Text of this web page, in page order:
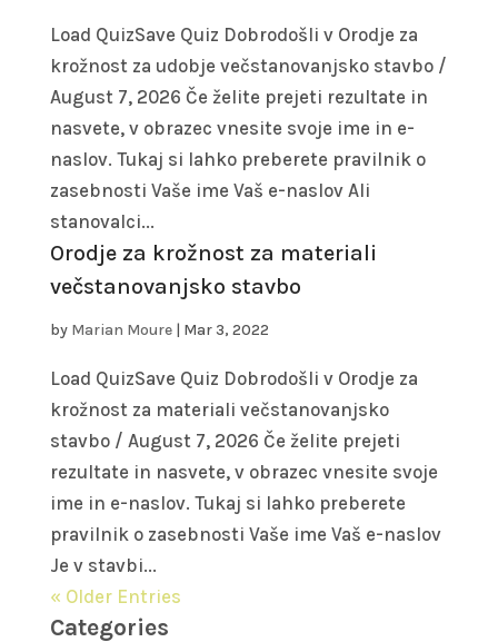
Load QuizSave Quiz Dobrodošli v Orodje za
krožnost za udobje večstanovanjsko stavbo /
August 7, 2026 Če želite prejeti rezultate in
nasvete, v obrazec vnesite svoje ime in e-
naslov. Tukaj si lahko preberete pravilnik o
zasebnosti Vaše ime Vaš e-naslov Ali
stanovalci...
Orodje za krožnost za materiali
večstanovanjsko stavbo
by Marian Moure| Mar 3, 2022
Load QuizSave Quiz Dobrodošli v Orodje za
krožnost za materiali večstanovanjsko
stavbo / August 7, 2026 Če želite prejeti
rezultate in nasvete, v obrazec vnesite svoje
ime in e-naslov. Tukaj si lahko preberete
pravilnik o zasebnosti Vaše ime Vaš e-naslov
Je v stavbi...
« Older Entries
Categories